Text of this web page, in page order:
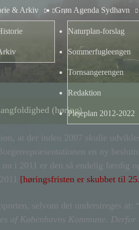
& Arkiv Grøn Agenda Sydhavn
Naturplan-forslag
Sommerfugleengen
Tornsangerengen
Redaktion
Plejeplan 2012-2022
(høring)
at der inden 2007 skulle
en ny
i 2011 er den så endelig færdig
[høringsfristen er skubbet til
selvom det understreges at: “
af Københavns Kommune. Derfor